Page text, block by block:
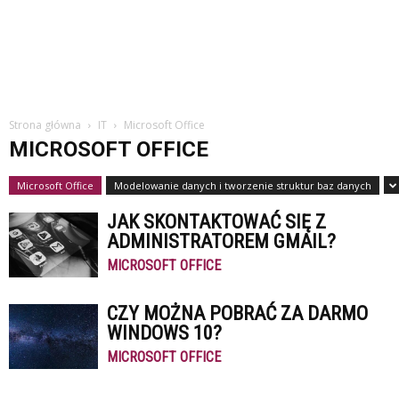
Strona główna IT Microsoft Office
MICROSOFT OFFICE
Microsoft Office Modelowanie danych i tworzenie struktur baz danych
JAK SKONTAKTOWAĆ SIĘ Z
ADMINISTRATOREM GMAIL?
MICROSOFT OFFICE
CZY MOŻNA POBRAĆ ZA DARMO
WINDOWS 10?
MICROSOFT OFFICE